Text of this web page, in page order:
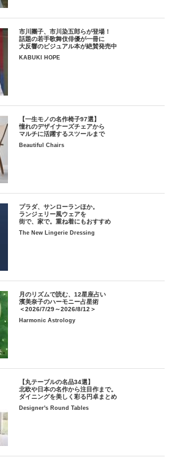
市川團子、市川染五郎らが登場！
話題の若手歌舞伎俳優が一冊に
大反響のビジュアル本が絶賛発売中
KABUKI HOPE
【一生モノの名作椅子97選】
憧れのデザイナーズチェアから
マルチに活躍するスツールまで
Beautiful Chairs
プラダ、サンローランほか。
ランジェリー風ウェアを
街で、家で。重ね着にもおすすめ
The New Lingerie Dressing
月のリズムで読む、12星座占い
濱美奈子のハーモニー占星術
＜2026/7/29～2026/8/12＞
Harmonic Astrology
【丸テーブルの名品34選】
北欧や日本の名作から注目作まで。
ダイニングを美しく彩る円卓まとめ
Designer's Round Tables